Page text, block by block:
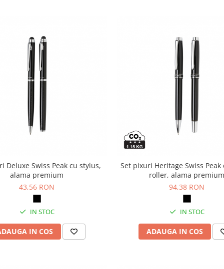
Deluxe Swiss Peak cu stylus,
alama premium
43,56 RON
IN STOC
IN COS
Set pixuri Heritage Swiss
roller, alama
94,38 RON
IN STOC
ADAUGA IN COS